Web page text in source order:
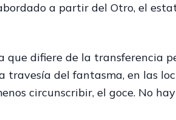
a partir del Otro, el
difiere de la transferencia
travesía del fantasma, en las
circunscribir, el goce. No